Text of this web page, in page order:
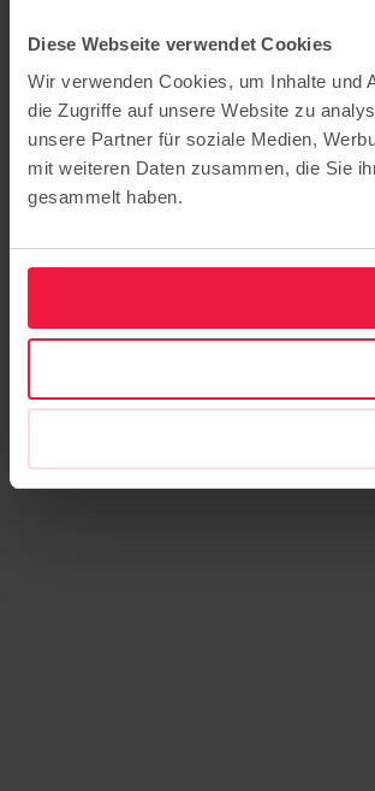
Diese Webseite verwendet Cookies
Wir verwenden Cookies, um Inhalte und
die Zugriffe auf unsere Website zu
unsere Partner für soziale Medien,
mit weiteren Daten zusammen, die Sie
gesammelt haben.